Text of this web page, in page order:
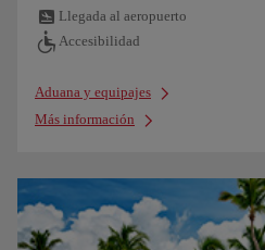
Llegada al aeropuerto
Accesibilidad
Aduana y equipajes
Más información